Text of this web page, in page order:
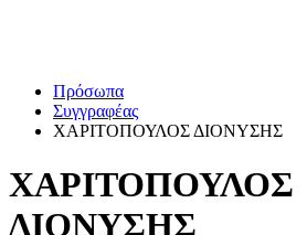
Πρόσωπα
Συγγραφέας
ΧΑΡΙΤΟΠΟΥΛΟΣ ΔΙΟΝΥΣΗΣ
ΧΑΡΙΤΟΠΟΥΛΟΣ
ΔΙΟΝΥΣΗΣ